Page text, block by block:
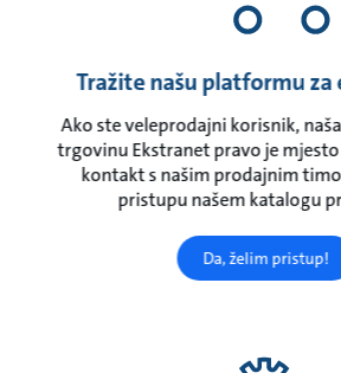
Tražite našu platformu
Ako ste veleprodajni korisnik,
trgovinu Ekstranet pravo je mjesto
kontakt s našim prodajnim
pristupu našem katalogu
Da, želim pristup!